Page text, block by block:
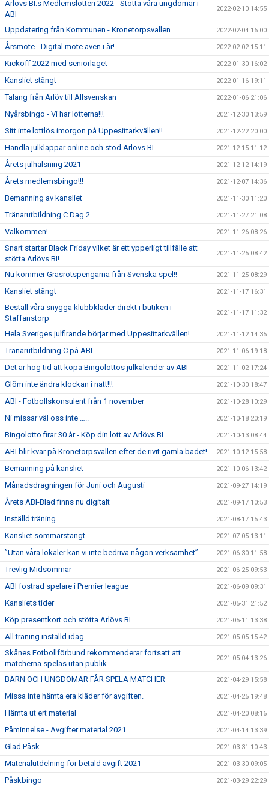
Arlövs BI:s Medlemslotteri 2022 - Stötta våra ungdomar i
ABI
2022-02-10 14:55
Uppdatering från Kommunen - Kronetorpsvallen 2022-02-04 16:00
Årsmöte - Digital möte även i år! 2022-02-02 15:11
Kickoff 2022 med seniorlaget 2022-01-30 16:02
Kansliet stängt 2022-01-16 19:11
Talang från Arlöv till Allsvenskan 2022-01-06 21:06
Nyårsbingo - Vi har lotterna!!! 2021-12-30 13:59
Sitt inte lottlös imorgon på Uppesittarkvällen!! 2021-12-22 20:00
Handla julklappar online och stöd Arlövs BI 2021-12-15 11:12
Årets julhälsning 2021 2021-12-12 14:19
Årets medlemsbingo!!! 2021-12-07 14:36
Bemanning av kansliet 2021-11-30 11:20
Tränarutbildning C Dag 2 2021-11-27 21:08
Välkommen! 2021-11-26 08:26
Snart startar Black Friday vilket är ett ypperligt tillfälle att
stötta Arlövs BI!
2021-11-25 08:42
Nu kommer Gräsrotspengarna från Svenska spel!! 2021-11-25 08:29
Kansliet stängt 2021-11-17 16:31
Beställ våra snygga klubbkläder direkt i butiken i
Staffanstorp
2021-11-17 11:32
Hela Sveriges julfirande börjar med Uppesittarkvällen! 2021-11-12 14:35
Tränarutbildning C på ABI 2021-11-06 19:18
Det är hög tid att köpa Bingolottos julkalender av ABI 2021-11-02 17:24
Glöm inte ändra klockan i natt!!! 2021-10-30 18:47
ABI - Fotbollskonsulent från 1 november 2021-10-28 10:29
Ni missar väl oss inte ….. 2021-10-18 20:19
Bingolotto firar 30 år - Köp din lott av Arlövs BI 2021-10-13 08:44
ABI blir kvar på Kronetorpsvallen efter de rivit gamla badet! 2021-10-12 15:58
Bemanning på kansliet 2021-10-06 13:42
Månadsdragningen för Juni och Augusti 2021-09-27 14:19
Årets ABI-Blad finns nu digitalt 2021-09-17 10:53
Inställd träning 2021-08-17 15:43
Kansliet sommarstängt 2021-07-05 13:11
”Utan våra lokaler kan vi inte bedriva någon verksamhet” 2021-06-30 11:58
Trevlig Midsommar 2021-06-25 09:53
ABI fostrad spelare i Premier league 2021-06-09 09:31
Kansliets tider 2021-05-31 21:52
Köp presentkort och stötta Arlövs BI 2021-05-11 13:38
All träning inställd idag 2021-05-05 15:42
Skånes Fotbollförbund rekommenderar fortsatt att
matcherna spelas utan publik
2021-05-04 13:26
BARN OCH UNGDOMAR FÅR SPELA MATCHER 2021-04-29 15:58
Missa inte hämta era kläder för avgiften. 2021-04-25 19:48
Hämta ut ert material 2021-04-20 08:16
Påminnelse - Avgifter material 2021 2021-04-14 13:39
Glad Påsk 2021-03-31 10:43
Materialutdelning för betald avgift 2021 2021-03-30 09:05
Påskbingo 2021-03-29 22:29